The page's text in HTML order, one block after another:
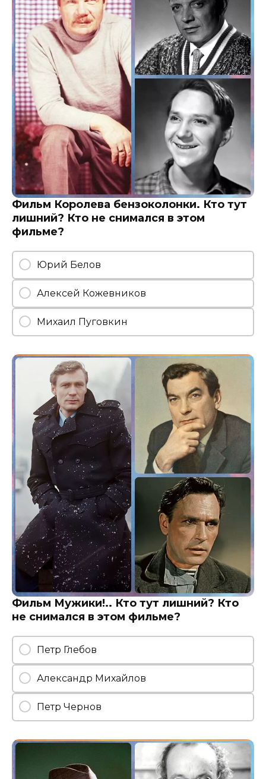
Фильм Королева бензоколонки. Кто тут
лишний? Кто не снимался в этом
фильме?
Юрий Белов
Алексей Кожевников
Михаил Пуговкин
Фильм Мужики!.. Кто тут лишний? Кто
не снимался в этом фильме?
Петр Глебов
Александр Михайлов
Петр Чернов